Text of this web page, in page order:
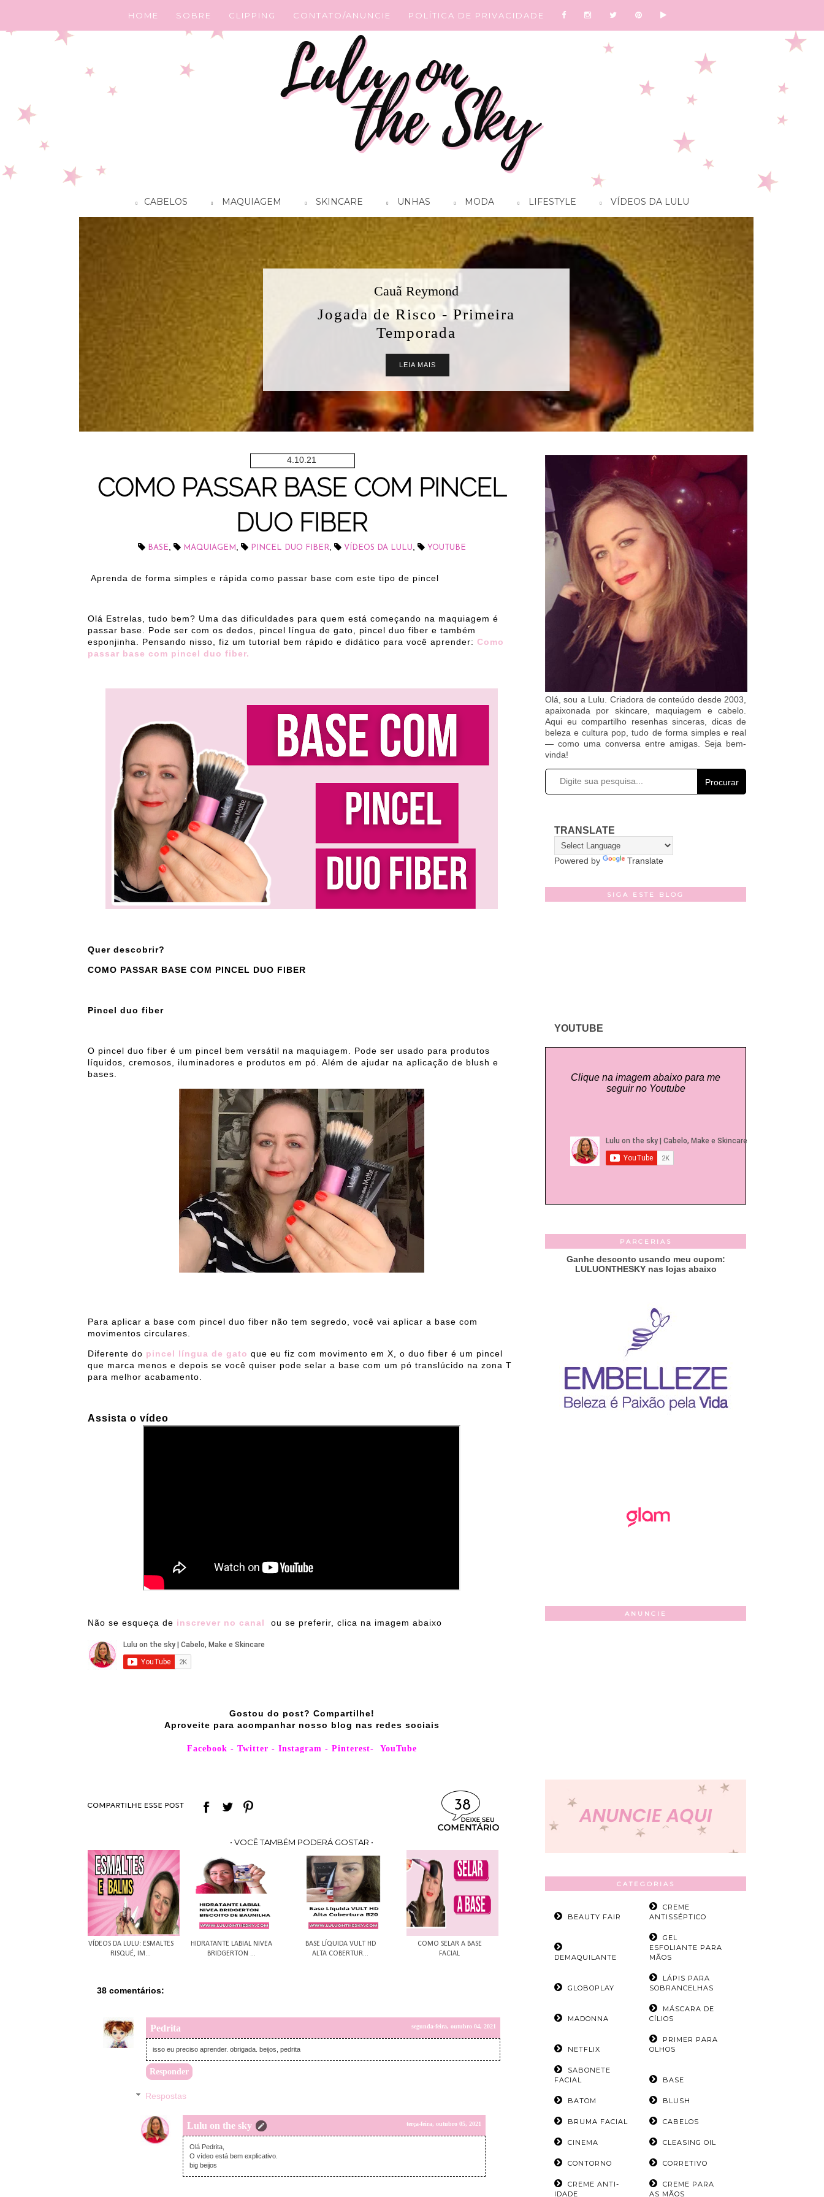
HOME SOBRE CLIPPING CONTATO/ANUNCIE POLÍTICA DE PRIVACIDADE
CABELOS MAQUIAGEM SKINCARE UNHAS MODA LIFESTYLE VÍDEOS DA LULU
Cauã Reymond
Jogada de Risco - Primeira
Temporada
LEIA MAIS
4.10.21
COMO PASSAR BASE COM PINCEL
DUO FIBER
BASE MAQUIAGEM PINCEL DUO FIBER VÍDEOS DA LULU YOUTUBE
Aprenda de forma simples e rápida como passar base com este tipo de pincel
Olá Estrelas, tudo bem? Uma das dificuldades para quem está começando na maquiagem é
passar base. Pode ser com os dedos, pincel língua de gato, pincel duo fiber e também
esponjinha. Pensando nisso, fiz um tutorial bem rápido e didático para você aprender: Como
passar base com pincel duo fiber.
Quer descobrir?
COMO PASSAR BASE COM PINCEL DUO FIBER
Pincel duo fiber
O pincel duo fiber é um pincel bem versátil na maquiagem. Pode ser usado para produtos
líquidos, cremosos, iluminadores e produtos em pó. Além de ajudar na aplicação de blush e
bases.
Para aplicar a base com pincel duo fiber não tem segredo, você vai aplicar a base com
movimentos circulares.
Diferente do pincel língua de gato que eu fiz com movimento em X, o duo fiber é um pincel
que marca menos e depois se você quiser pode selar a base com um pó translúcido na zona T
para melhor acabamento.
Assista o vídeo
Não se esqueça de inscrever no canal ou se preferir, clica na imagem abaixo
Gostou do post? Compartilhe!
Aproveite para acompanhar nosso blog nas redes sociais
Facebook - Twitter - Instagram - Pinterest- YouTube
38
• VOCÊ TAMBÉM PODERÁ GOSTAR •
VÍDEOS DA LULU: ESMALTES
RISQUÉ, IM...
HIDRATANTE LABIAL NIVEA
BRIDGERTON ...
BASE LÍQUIDA VULT HD
ALTA COBERTUR...
COMO SELAR A BASE
FACIAL
38 comentários:
Pedrita segunda-feira, outubro 04, 2021
isso eu preciso aprender. obrigada. beijos, pedrita
Responder
Respostas
Lulu on the sky terça-feira, outubro 05, 2021
Olá Pedrita,
O vídeo está bem explicativo.
big beijos
Olá, sou a Lulu. Criadora de conteúdo desde 2003,
apaixonada por skincare, maquiagem e cabelo.
Aqui eu compartilho resenhas sinceras, dicas de
beleza e cultura pop, tudo de forma simples e real
— como uma conversa entre amigas. Seja bem-
vinda!
Procurar
TRANSLATE
Powered by Translate
SIGA ESTE BLOG
YOUTUBE
Clique na imagem abaixo para me
seguir no Youtube
PARCERIAS
Ganhe desconto usando meu cupom:
LULUONTHESKY nas lojas abaixo
ANUNCIE
CATEGORIAS
BEAUTY FAIR
CREME
ANTISSÉPTICO
DEMAQUILANTE
GEL
ESFOLIANTE PARA
MÃOS
GLOBOPLAY
LÁPIS PARA
SOBRANCELHAS
MADONNA
MÁSCARA DE
CÍLIOS
NETFLIX
PRIMER PARA
OLHOS
SABONETE
FACIAL
BASE
BATOM BLUSH
BRUMA FACIAL CABELOS
CINEMA CLEASING OIL
CONTORNO CORRETIVO
CREME ANTI-
IDADE
CREME PARA
AS MÃOS